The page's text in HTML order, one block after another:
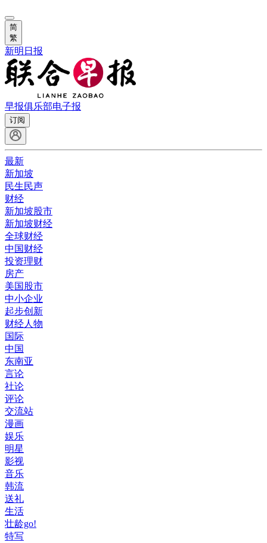
简
繁
新明日报
早报俱乐部电子报
订阅
最新
新加坡
民生民声
财经
新加坡股市
新加坡财经
全球财经
中国财经
投资理财
房产
美国股市
中小企业
起步创新
财经人物
国际
中国
东南亚
言论
社论
评论
交流站
漫画
娱乐
明星
影视
音乐
韩流
送礼
生活
壮龄go!
特写